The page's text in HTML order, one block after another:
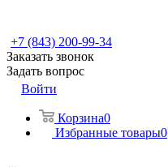
+7 (843) 200-99-34
Заказать звонок
Задать вопрос
Войти
Корзина0
Избранные товары0